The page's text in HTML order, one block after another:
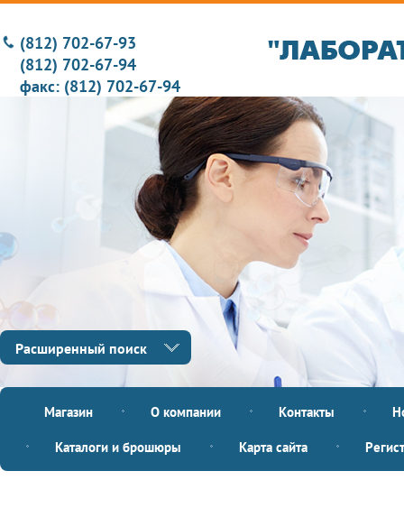
(812) 702-67-93
(812) 702-67-94
факс: (812) 702-67-94
Расширенный поиск
Магазин О компании Контакты
Каталоги и брошюры Карта сайта